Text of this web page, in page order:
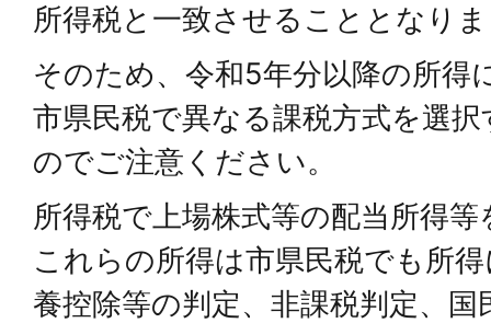
所得税と一致させることとなり
そのため、令和5年分以降の所得
市県民税で異なる課税方式を選
のでご注意ください。
所得税で上場株式等の配当所得
これらの所得は市県民税でも所
養控除等の判定、非課税判定、